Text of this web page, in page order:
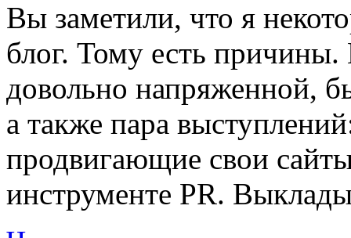
Вы заметили, что я
блог. Тому есть
довольно напряженной,
а также пара
продвигающие свои
инструменте PR.